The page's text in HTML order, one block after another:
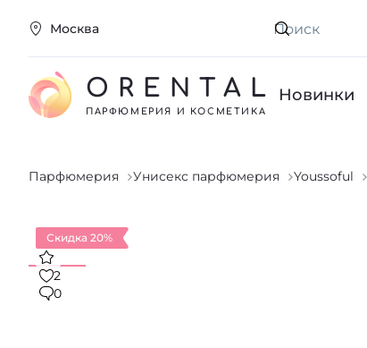
Москва Искать
ORENTAL
ПАРФЮМЕРИЯ И КОСМЕТИКА
Новинки
Парфюмерия Унисекс парфюмерия Youssoful
Скидка 20%
2
0